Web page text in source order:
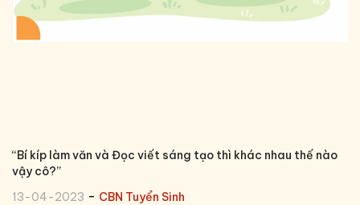
“Bí kíp làm văn và Đọc viết sáng tạo thì khác nhau thế nào
vậy cô?’’
13-04-2023 - CBN Tuyển Sinh